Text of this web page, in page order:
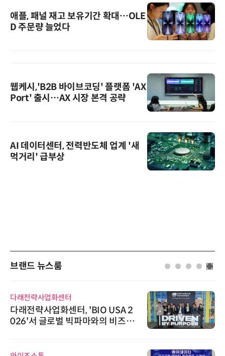
애플, 패널 재고 보유기간 확대…OLE
D 주문량 늘었다
웹케시,'B2B 바이브코딩' 플랫폼 'AX
Port' 출시…AX 시장 본격 공략
AI 데이터센터, 전력반도체 업계 '새
먹거리' 급부상
브랜드 뉴스룸
다래전략사업화센터
다래전략사업화센터, 'BIO USA 2
026'서 글로벌 빅파마와의 비즈니